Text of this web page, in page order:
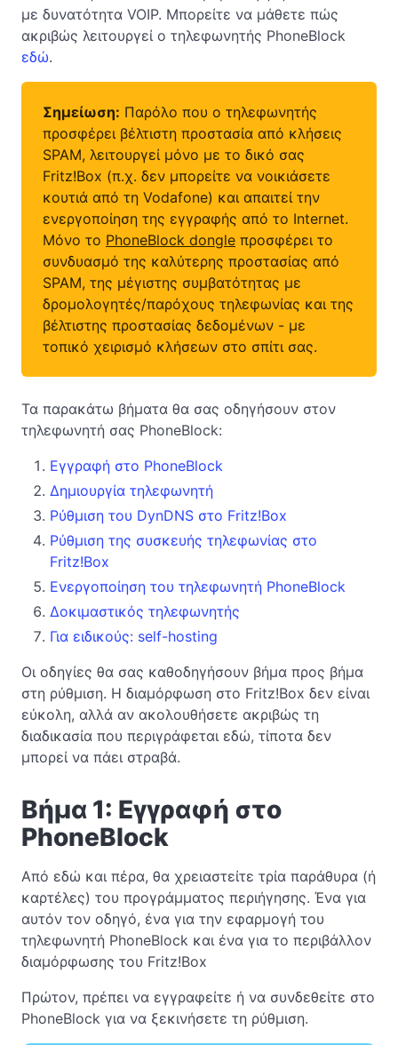
με δυνατότητα VOIP. Μπορείτε να μάθετε πώς
ακριβώς λειτουργεί ο τηλεφωνητής PhoneBlock
εδώ.
Σημείωση: Παρόλο που ο τηλεφωνητής
προσφέρει βέλτιστη προστασία από κλήσεις
SPAM, λειτουργεί μόνο με το δικό σας
Fritz!Box (π.χ. δεν μπορείτε να νοικιάσετε
κουτιά από τη Vodafone) και απαιτεί την
ενεργοποίηση της εγγραφής από το Internet.
Μόνο το PhoneBlock dongle προσφέρει το
συνδυασμό της καλύτερης προστασίας από
SPAM, της μέγιστης συμβατότητας με
δρομολογητές/παρόχους τηλεφωνίας και της
βέλτιστης προστασίας δεδομένων - με
τοπικό χειρισμό κλήσεων στο σπίτι σας.
Τα παρακάτω βήματα θα σας οδηγήσουν στον
τηλεφωνητή σας PhoneBlock:
Εγγραφή στο PhoneBlock
Δημιουργία τηλεφωνητή
Ρύθμιση του DynDNS στο Fritz!Box
Ρύθμιση της συσκευής τηλεφωνίας στο
Fritz!Box
Ενεργοποίηση του τηλεφωνητή PhoneBlock
Δοκιμαστικός τηλεφωνητής
Για ειδικούς: self-hosting
Οι οδηγίες θα σας καθοδηγήσουν βήμα προς βήμα
στη ρύθμιση. Η διαμόρφωση στο Fritz!Box δεν είναι
εύκολη, αλλά αν ακολουθήσετε ακριβώς τη
διαδικασία που περιγράφεται εδώ, τίποτα δεν
μπορεί να πάει στραβά.
Βήμα 1: Εγγραφή στο
PhoneBlock
Από εδώ και πέρα, θα χρειαστείτε τρία παράθυρα (ή
καρτέλες) του προγράμματος περιήγησης. Ένα για
αυτόν τον οδηγό, ένα για την εφαρμογή του
τηλεφωνητή PhoneBlock και ένα για το περιβάλλον
διαμόρφωσης του Fritz!Box
Πρώτον, πρέπει να εγγραφείτε ή να συνδεθείτε στο
PhoneBlock για να ξεκινήσετε τη ρύθμιση.